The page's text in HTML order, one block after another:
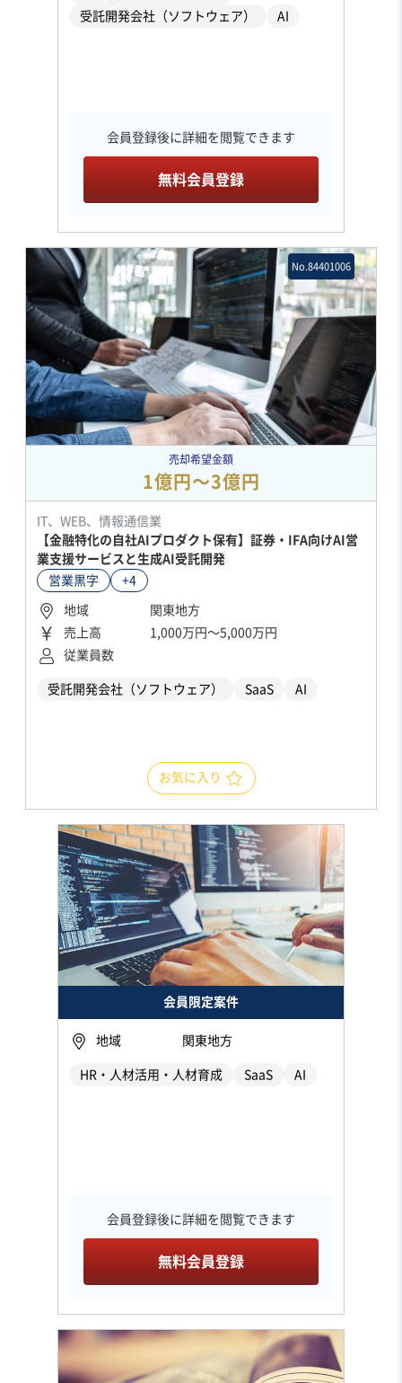
受託開発会社（ソフトウェア）
AI
会員登録後に詳細を閲覧できます
無料会員登録
No.84401006
売却希望金額
1億円〜3億円
IT、WEB、情報通信業
【金融特化の自社AIプロダクト保有】証券・IFA向けAI営
業支援サービスと生成AI受託開発
営業黒字
+4
地域
関東地方
売上高
1,000万円〜5,000万円
従業員数
受託開発会社（ソフトウェア） SaaS AI
お気に入り
会員限定案件
地域 関東地方
HR・人材活用・人材育成 SaaS AI
会員登録後に詳細を閲覧できます
無料会員登録